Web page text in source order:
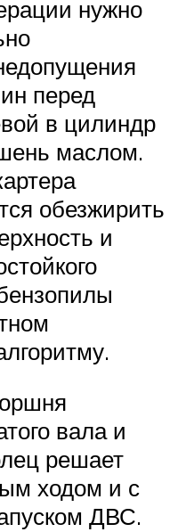
нужно
перед
в цилиндр
маслом.
обезжирить
и
вала и
решает
ходом и с
ДВС.